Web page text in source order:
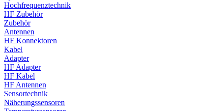
Hochfrequenztechnik
HF Zubehör
Zubehör
Antennen
HF Konnektoren
Kabel
Adapter
HF Adapter
HF Kabel
HF Antennen
Sensortechnik
Näherungssensoren